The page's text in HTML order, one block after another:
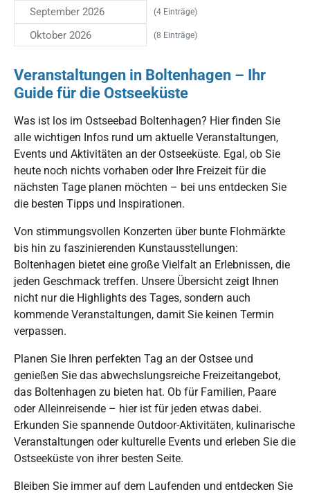
September 2026 (4 Einträge)
Oktober 2026 (8 Einträge)
Veranstaltungen in Boltenhagen – Ihr
Guide für die Ostseeküste
Was ist los im Ostseebad Boltenhagen? Hier finden Sie
alle wichtigen Infos rund um aktuelle Veranstaltungen,
Events und Aktivitäten an der Ostseeküste. Egal, ob Sie
heute noch nichts vorhaben oder Ihre Freizeit für die
nächsten Tage planen möchten – bei uns entdecken Sie
die besten Tipps und Inspirationen.
Von stimmungsvollen Konzerten über bunte Flohmärkte
bis hin zu faszinierenden Kunstausstellungen:
Boltenhagen bietet eine große Vielfalt an Erlebnissen, die
jeden Geschmack treffen. Unsere Übersicht zeigt Ihnen
nicht nur die Highlights des Tages, sondern auch
kommende Veranstaltungen, damit Sie keinen Termin
verpassen.
Planen Sie Ihren perfekten Tag an der Ostsee und
genießen Sie das abwechslungsreiche Freizeitangebot,
das Boltenhagen zu bieten hat. Ob für Familien, Paare
oder Alleinreisende – hier ist für jeden etwas dabei.
Erkunden Sie spannende Outdoor-Aktivitäten, kulinarische
Veranstaltungen oder kulturelle Events und erleben Sie die
Ostseeküste von ihrer besten Seite.
Bleiben Sie immer auf dem Laufenden und entdecken Sie